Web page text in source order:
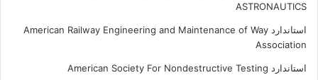
ASTRONAUTICS
استاندارد American Railway Engineering and Maintenance of Way
Association
استاندارد American Society For Nondestructive Testing